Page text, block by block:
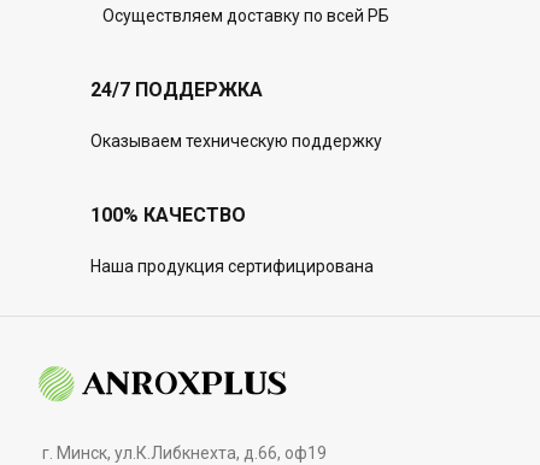
пользования из-за вредного
Осуществляем доставку по всей РБ
24/7 ПОДДЕРЖКА
Оказываем техническую поддержку
100% КАЧЕСТВО
Наша продукция сертифицирована
г. Минск, ул.К.Либкнехта, д.66, оф19